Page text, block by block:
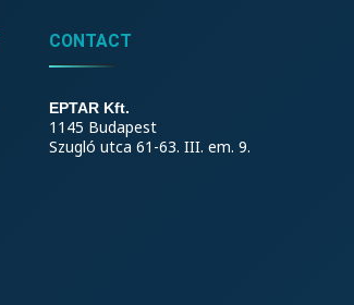
CONTACT
EPTAR Kft.
1145 Budapest
Szugló utca 61-63. III. em. 9.